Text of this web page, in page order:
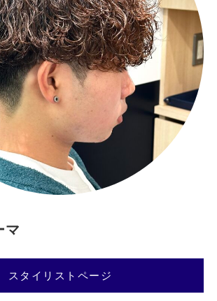
マ
スタイリストページ